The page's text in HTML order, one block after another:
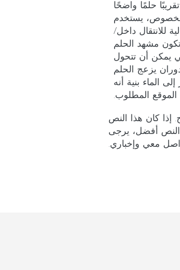
حلمًا واضحًا
يستخدم
للانتقال داخل/
تكون مشهد الحلم
يمكن أن تتحول
يزعج الحلم
الماء بنية أنه
الموقع المطلوب.
كان هذا النص
أفضل، يرجى
معي وإخباري.